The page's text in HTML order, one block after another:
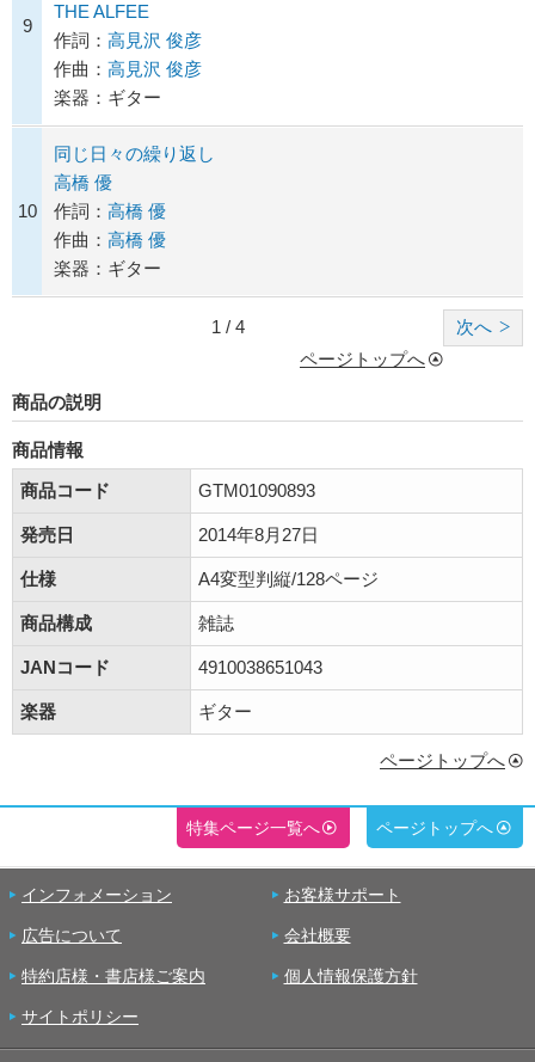
9
THE ALFEE
作詞： 高見沢 俊彦
作曲： 高見沢 俊彦
楽器：ギター
10
同じ日々の繰り返し
高橋 優
作詞： 高橋 優
作曲： 高橋 優
楽器：ギター
次へ
1 / 4
ページトップへ
商品の説明
商品情報
商品コード
GTM01090893
発売日 2014年8月27日
仕様 A4変型判縦/128ページ
商品構成 雑誌
JANコード 4910038651043
楽器 ギター
ページトップへ
特集ページ一覧へ ページトップへ
インフォメーション お客様サポート
広告について 会社概要
特約店様・書店様ご案内 個人情報保護方針
サイトポリシー